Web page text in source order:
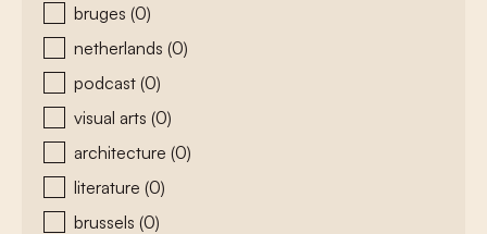
bruges (0)
netherlands (0)
podcast (0)
visual arts (0)
architecture (0)
literature (0)
brussels (0)